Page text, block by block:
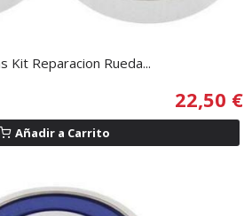
Kit Reparacion Rueda...
22,50 €
Añadir a Carrito